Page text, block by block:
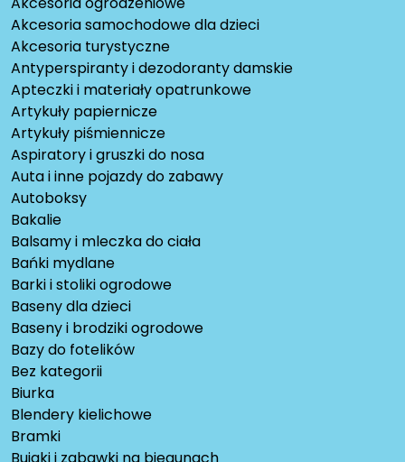
Akcesoria samochodowe dla dzieci
Akcesoria turystyczne
Antyperspiranty i dezodoranty damskie
Apteczki i materiały opatrunkowe
Artykuły papiernicze
Artykuły piśmiennicze
Aspiratory i gruszki do nosa
Auta i inne pojazdy do zabawy
Autoboksy
Bakalie
Balsamy i mleczka do ciała
Bańki mydlane
Barki i stoliki ogrodowe
Baseny dla dzieci
Baseny i brodziki ogrodowe
Bazy do fotelików
Bez kategorii
Biurka
Blendery kielichowe
Bramki
Bujaki i zabawki na biegunach